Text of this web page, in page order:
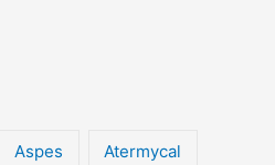
Aspes Atermycal